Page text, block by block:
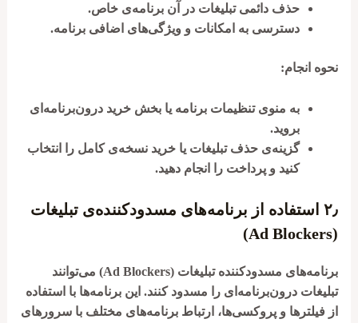
حذف دائمی تبلیغات در آن برنامه‌ی خاص.
دسترسی به امکانات و ویژگی‌های اضافی برنامه.
نحوه انجام:
به منوی تنظیمات برنامه یا بخش خرید درون‌برنامه‌ای
بروید.
گزینه‌ی حذف تبلیغات یا خرید نسخه‌ی کامل را انتخاب
کنید و پرداخت را انجام دهید.
۲٫ استفاده از برنامه‌های مسدودکننده‌ی تبلیغات
(Ad Blockers)
برنامه‌های مسدودکننده تبلیغات (Ad Blockers) می‌توانند
تبلیغات درون‌برنامه‌ای را مسدود کنند. این برنامه‌ها با استفاده
از فیلترها و پروکسی‌ها، ارتباط برنامه‌های مختلف با سرورهای